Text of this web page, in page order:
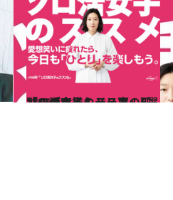
2021.5.8
ソロ活女子のススメ、孤独のグルメもテレ東の「ソロ充推しドラマ」5選
カルチャー